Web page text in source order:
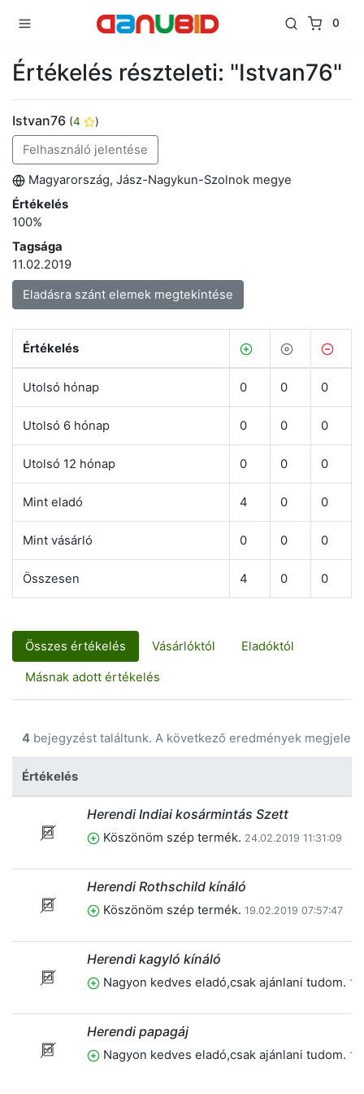
0
Értékelés részteleti: "Istvan76"
Istvan76 (4 )
Felhasználó jelentése
Magyarország, Jász-Nagykun-Szolnok megye
Értékelés
100%
Tagsága
11.02.2019
Eladásra szánt elemek megtekintése
Értékelés
Utolsó hónap 0 0 0
Utolsó 6 hónap 0 0 0
Utolsó 12 hónap 0 0 0
Mint eladó 4 0 0
Mint vásárló 0 0 0
Összesen 4 0 0
Összes értékelés Vásárlóktól Eladóktól
Másnak adott értékelés
4 bejegyzést találtunk. A következő eredmények
Értékelés
Herendi Indiai kosármintás Szett
Köszönöm szép termék. 24.02.2019 11:31:09
Herendi Rothschild kínáló
Köszönöm szép termék. 19.02.2019 07:57:47
Herendi kagyló kínáló
Nagyon kedves eladó,csak ajánlani tudom.
Herendi papagáj
Nagyon kedves eladó,csak ajánlani tudom.